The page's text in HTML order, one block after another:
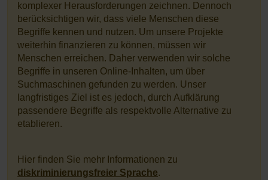
komplexer Herausforderungen zeichnen. Dennoch
berücksichtigen wir, dass viele Menschen diese
Begriffe kennen und nutzen. Um unsere Projekte
weiterhin finanzieren zu können, müssen wir
Menschen erreichen. Daher verwenden wir solche
Begriffe in unseren Online-Inhalten, um über
Suchmaschinen gefunden zu werden. Unser
langfristiges Ziel ist es jedoch, durch Aufklärung
passendere Begriffe als respektvolle Alternative zu
etablieren.
Hier finden Sie mehr Informationen zu
diskriminierungsfreier Sprache.